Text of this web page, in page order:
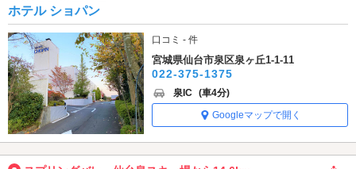
ホテル ショパン
口コミ - 件
宮城県仙台市泉区泉ヶ丘1-1-11
022-375-1375
泉IC (車4分)
Googleマップで開く